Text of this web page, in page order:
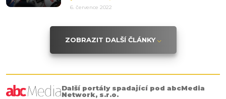
6. července 2022
ZOBRAZIT DALŠÍ ČLÁNKY
Další portály spadající pod abcMedia
Network, s.r.o.